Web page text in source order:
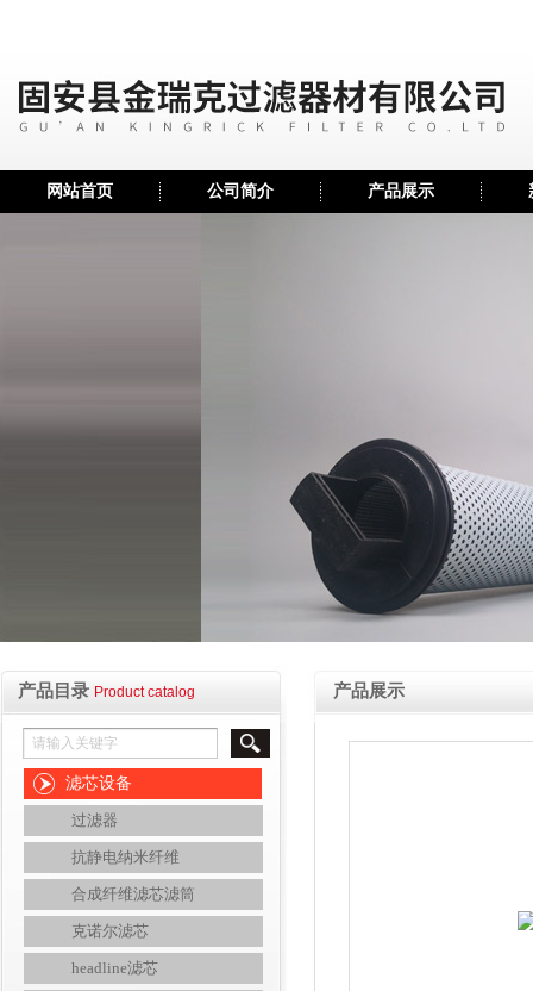
网站首页 公司简介 产品展示
产品目录 Product catalog
滤芯设备
过滤器
抗静电纳米纤维
合成纤维滤芯滤筒
克诺尔滤芯
headline滤芯
产品展示